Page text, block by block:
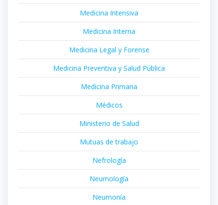
Medicina Intensiva
Medicina Interna
Medicina Legal y Forense
Medicina Preventiva y Salud Pública
Medicina Primaria
Médicos
Ministerio de Salud
Mutuas de trabajo
Nefrología
Neumología
Neumonía